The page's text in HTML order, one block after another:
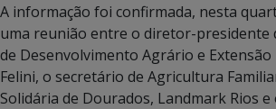
A informação foi confirmada, nesta
uma reunião entre o diretor-presidente
de Desenvolvimento Agrário e Extensão
Felini, o secretário de Agricultura
Solidária de Dourados, Landmark Rios